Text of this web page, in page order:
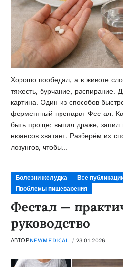
Хорошо пообедал, а в животе
тяжесть, бурчание, распирание.
картина. Один из способов
ферментный препарат Фестал.
быть проще: выпил драже, запил
нюансов хватает. Разберём их
лозунгов, чтобы…
Болезни желудка
Все
Проблемы пищеварения
Фестал —
руководство
АВТОРNEWMEDICAL 23.01.2026